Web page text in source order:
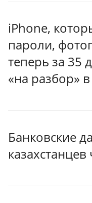
iPhone,
пароли,
теперь за 35
«на разбор»
Банковские
казахстанцев